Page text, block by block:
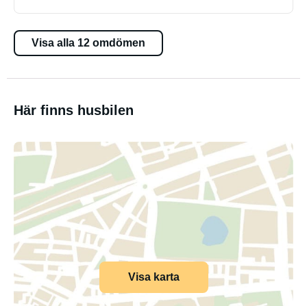
Visa alla 12 omdömen
Här finns husbilen
Visa karta